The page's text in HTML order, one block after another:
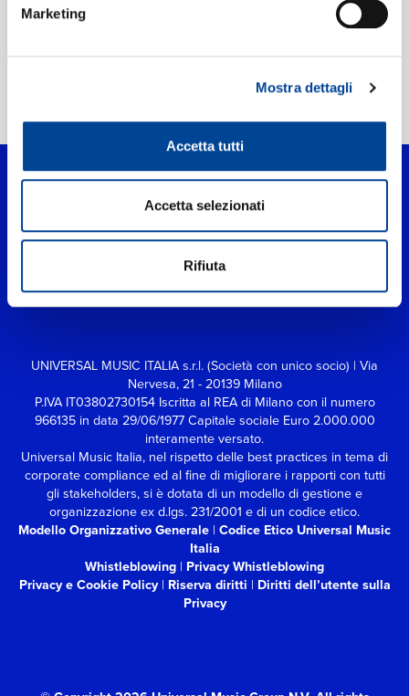
Marketing
Mostra dettagli
Accetta tutti
Accetta selezionati
Rifiuta
UNIVERSAL MUSIC ITALIA s.r.l. (Società con unico socio) | Via
Nervesa, 21 - 20139 Milano
P.IVA IT03802730154 Iscritta al REA di Milano con il numero
966135 in data 29/06/1977Capitale sociale Euro 2.000.000
interamente versato.
Universal Music Italia, nel rispetto delle best practices in tema di
corporate compliance ed al fine di migliorare i rapporti con tutti
gli stakeholders,si è dotata di un modello di gestione e
organizzazione ex d.lgs. 231/2001 e di un codice etico.
Modello Organizzativo Generale | Codice Etico Universal Music
Italia
Whistleblowing | Privacy Whistleblowing
Privacy e Cookie Policy| Riserva diritti | Diritti dell’utente sulla
Privacy